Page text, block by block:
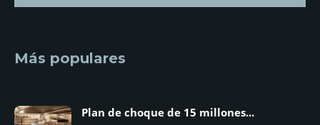
Más populares
Plan de choque de 15 millones...